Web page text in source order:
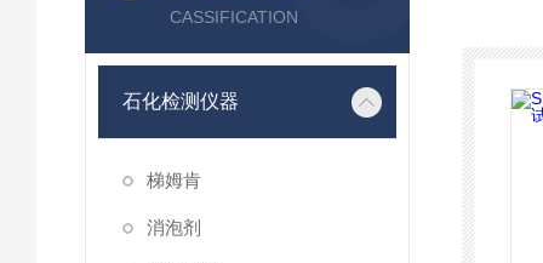
CASSIFICATION
石化检测仪器
梯姆肯
消泡剂